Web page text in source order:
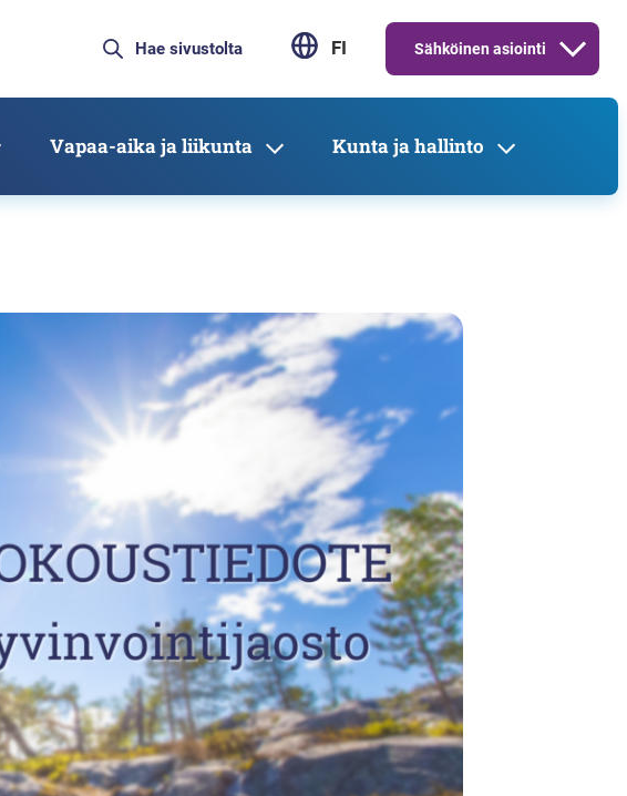
FI Sähköinen asiointi
Vapaa-aika ja liikunta Kunta ja hallinto